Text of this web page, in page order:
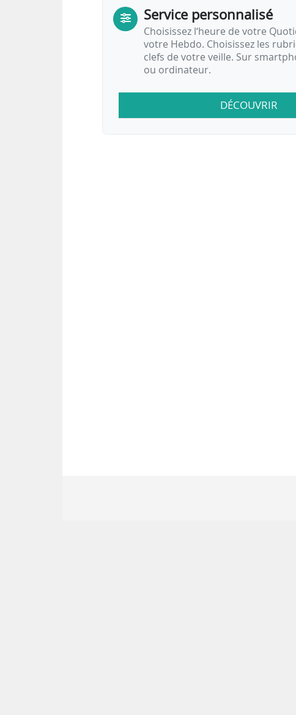
Service personnalisé
Choisissez l‘heure de votre
votre Hebdo. Choisissez les
clefs de votre veille. Sur
ou ordinateur.
DÉCOUVRIR